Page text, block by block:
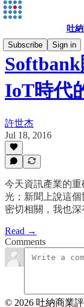
吐
Subscribe
Sign in
IoT時代
許世杰
Jul 18, 2016
今天資訊產業的
光；新聞上說這
密切相關，我也深
Read →
Comments
© 2026 吐納商業